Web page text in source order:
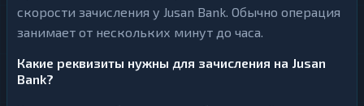
скорости зачисления у Jusan Bank. Обычно операция
занимает от нескольких минут до часа.
Какие реквизиты нужны для зачисления на Jusan
Bank?